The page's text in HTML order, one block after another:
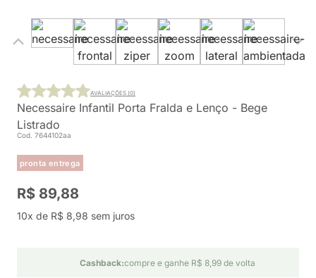
Necessaire Infantil Porta Fralda e Lenço - Bege
Listrado
Cod. 7644102aa
pronta entrega
AVALIAÇÕES (0)
R$ 89,88
10x de R$ 8,98 sem juros
Cashback:compre e ganhe R$ 8,99 de volta